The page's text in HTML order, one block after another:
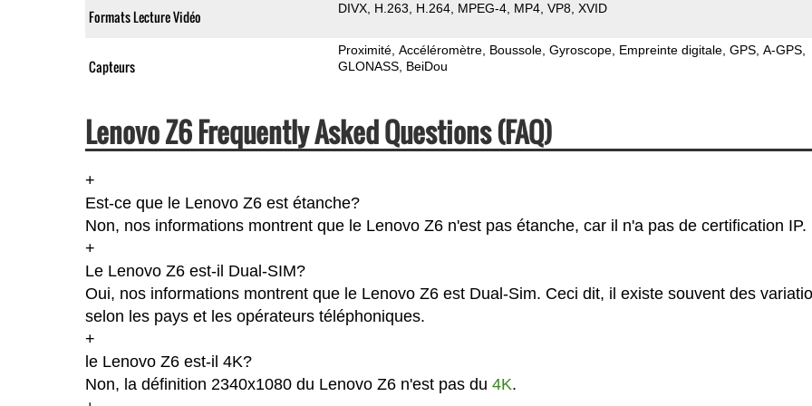
Formats Lecture Vidéo DIVX H.263 H.264 MPEG-4 MP4 VP8 XVID
Capteurs
Proximité Accéléromètre Boussole Gyroscope Empreinte digitale GPS A-GPS
GLONASS BeiDou
Lenovo Z6 Frequently Asked Questions (FAQ)
+
Est-ce que le Lenovo Z6 est étanche?
Non, nos informations montrent que le Lenovo Z6 n'est pas étanche, car il n'a pas de certification IP.
+
Le Lenovo Z6 est-il Dual-SIM?
Oui, nos informations montrent que le Lenovo Z6 est Dual-Sim. Ceci dit, il existe souvent des
selon les pays et les opérateurs téléphoniques.
+
le Lenovo Z6 est-il 4K?
Non, la définition 2340x1080 du Lenovo Z6 n'est pas du 4K.